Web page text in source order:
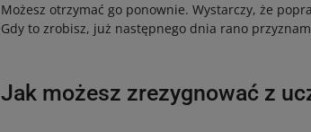
Możesz otrzymać go ponownie. Wystarczy, że
Gdy to zrobisz, już następnego dnia rano
Jak możesz zrezygnować z